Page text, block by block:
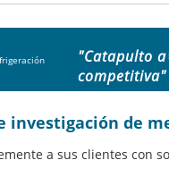
"Catapulto
competitiva"
investigación de
a sus clientes con